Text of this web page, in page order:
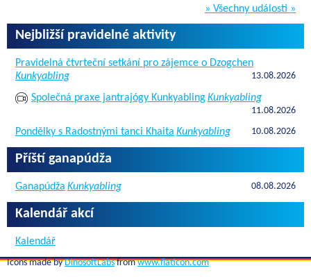
» Všechny události »
Nejbližší pravidelné aktivity
Pravidelná čtvrteční setkání pro zájemce o Dzogchen
Kunkyabling
13.08.2026
Společná praxe jantrajógy KunkyablingKunkyabling
11.08.2026
Pondělky s Radostnými tanci Khaita Kunkyabling 10.08.2026
Příští ganapúdža
Ganapúdža Kunkyabling 08.08.2026
Kalendář akcí
Kalendář
Icons made byDinosoftLabsfromwww.flaticon.com